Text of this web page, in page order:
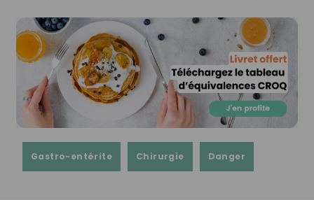
Gastro-entérite Chirurgie Danger